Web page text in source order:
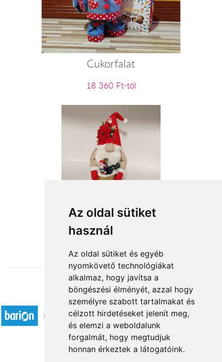
Az oldal sütiket
használ
Az oldal sütiket és egyéb
nyomkövető technológiákat
alkalmaz, hogy javítsa a
böngészési élményét, azzal hogy
személyre szabott tartalmakat és
célzott hirdetéseket jelenít meg,
és elemzi a weboldalunk
forgalmát, hogy megtudjuk
honnan érkeztek a látogatóink.
Cukorfalat
18 360 Ft-tól
Van zsákomban minden jó
16 880 Ft-tól
Elfogadott fizetési módok